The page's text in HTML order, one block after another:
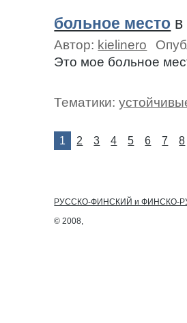
больное место
Автор: kielinero
Это мое больное
Тематики:
1 2 3 4 5 6 7 8
РУССКО-ФИНСКИЙ и ФИНСКО-
© 2008,